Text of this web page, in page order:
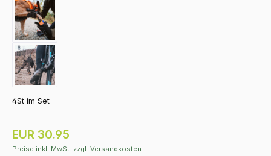
4St im Set
Regulärer Preis:
EUR 30.95
Preise inkl. MwSt. zzgl. Versandkosten